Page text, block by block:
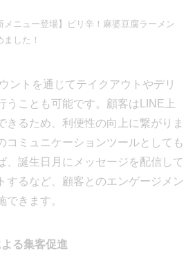
メニュー登場】ピリ辛！麻婆豆腐ラーメン
ました！
ントを通じてテイクアウトやデリ
うことも可能です。顧客はLINE上
きるため、利便性の向上に繋がりま
コミュニケーションツールとしても
、誕生日月にメッセージを配信して
するなど、顧客とのエンゲージメン
できます。
る集客促進